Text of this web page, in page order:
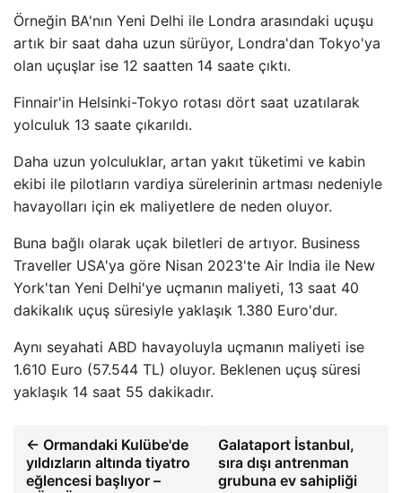
Örneğin BA'nın Yeni Delhi ile Londra arasındaki uçuşu
artık bir saat daha uzun sürüyor, Londra'dan Tokyo'ya
olan uçuşlar ise 12 saatten 14 saate çıktı.
Finnair'in Helsinki-Tokyo rotası dört saat uzatılarak
yolculuk 13 saate çıkarıldı.
Daha uzun yolculuklar, artan yakıt tüketimi ve kabin
ekibi ile pilotların vardiya sürelerinin artması nedeniyle
havayolları için ek maliyetlere de neden oluyor.
Buna bağlı olarak uçak biletleri de artıyor. Business
Traveller USA'ya göre Nisan 2023'te Air India ile New
York'tan Yeni Delhi'ye uçmanın maliyeti, 13 saat 40
dakikalık uçuş süresiyle yaklaşık 1.380 Euro'dur.
Aynı seyahati ABD havayoluyla uçmanın maliyeti ise
1.610 Euro (57.544 TL) oluyor. Beklenen uçuş süresi
yaklaşık 14 saat 55 dakikadır.
← Ormandaki Kulübe'de
yıldızların altında tiyatro
eğlencesi başlıyor –
Galataport İstanbul,
sıra dışı antrenman
grubuna ev sahipliği